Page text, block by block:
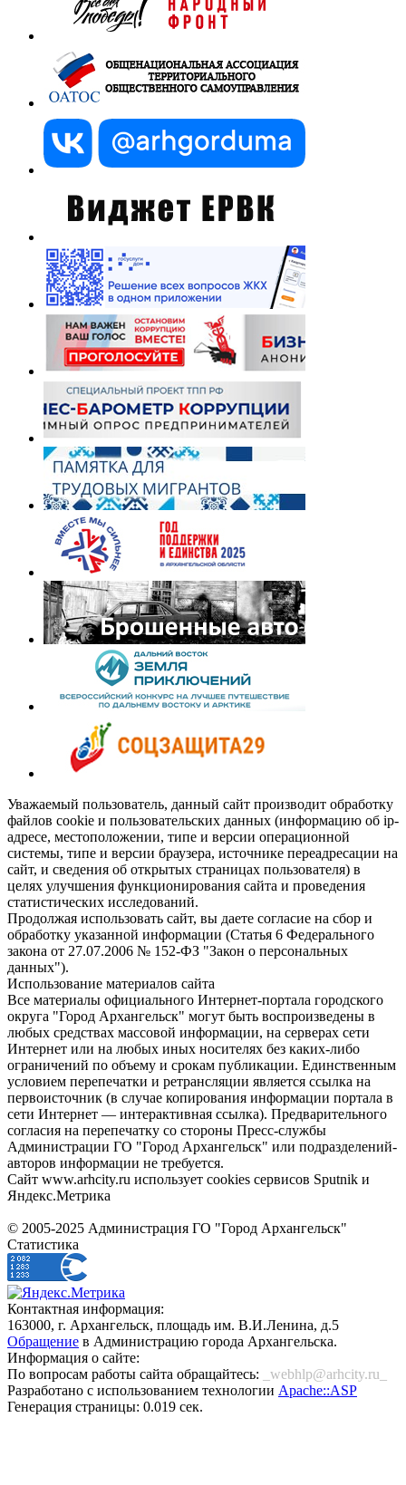
Уважаемый пользователь, данный сайт производит обработку
файлов cookie и пользовательских данных (информацию об ip-
адресе, местоположении, типе и версии операционной
системы, типе и версии браузера, источнике переадресации на
сайт, и сведения об открытых страницах пользователя) в
целях улучшения функционирования сайта и проведения
статистических исследований.
Продолжая использовать сайт, вы даете согласие на сбор и
обработку указанной информации (Статья 6 Федерального
закона от 27.07.2006 № 152-ФЗ "Закон о персональных
данных").
Использование материалов сайта
Все материалы официального Интернет-портала городского
округа "Город Архангельск" могут быть воспроизведены в
любых средствах массовой информации, на серверах сети
Интернет или на любых иных носителях без каких-либо
ограничений по объему и срокам публикации. Единственным
условием перепечатки и ретрансляции является ссылка на
первоисточник (в случае копирования информации портала в
сети Интернет — интерактивная ссылка). Предварительного
согласия на перепечатку со стороны Пресс-службы
Администрации ГО "Город Архангельск" или подразделений-
авторов информации не требуется.
Сайт www.arhcity.ru использует cookies сервисов Sputnik и
Яндекс.Метрика
© 2005-2025 Администрация ГО "Город Архангельск"
Статистика
Контактная информация:
163000, г. Архангельск, площадь им. В.И.Ленина, д.5
Обращение в Администрацию города Архангельска.
Информация о сайте:
По вопросам работы сайта обращайтесь:
_webhlp@arhcity.ru_
Разработано с использованием технологии Apache::ASP
Генерация страницы: 0.019 сек.